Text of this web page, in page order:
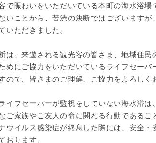
で賑わいをいただいている本町の海水浴
いことから、苦渋の決断ではございますが
いただきました。
は、来遊される観光客の皆さま、地域住民
めにご協力をいただいているライフセー
ので、皆さまのご理解、ご協力をよろしく
イフセーバーが監視をしていない海水浴は
ご家族やご友人の命に関わる行動であるこ
ウイルス感染症が終息した際には、安全・
おります。